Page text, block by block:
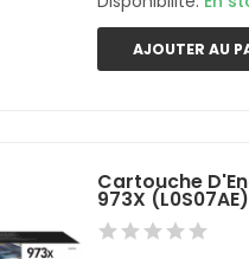
AJOUTER AU
Cartouche
973X